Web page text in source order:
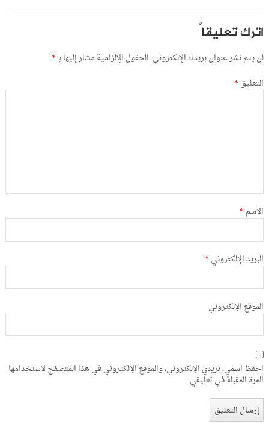
اترك تعليقاً
لن يتم نشر عنوان بريدك الإلكتروني. الحقول الإلزامية مشار إليها بـ*
التعليق *
الاسم *
البريد الإلكتروني *
الموقع الإلكتروني
احفظ اسمي، بريدي الإلكتروني، والموقع الإلكتروني في هذا المتصفح لاستخدامها
المرة المقبلة في تعليقي.